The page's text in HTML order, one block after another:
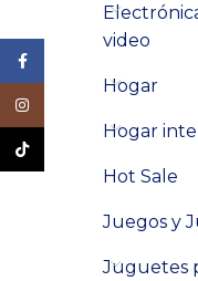
video
Hogar
Hogar
Hot Sale
Juegos y
Juguetes